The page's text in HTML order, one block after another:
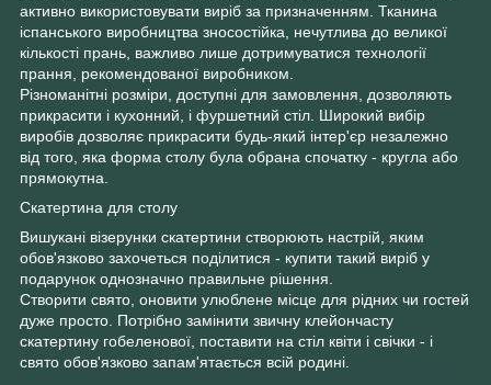
активно використовувати виріб за призначенням. Тканина
іспанського виробництва зносостійка, нечутлива до великої
кількості прань, важливо лише дотримуватися технології
прання, рекомендованої виробником.
Різноманітні розміри, доступні для замовлення, дозволяють
прикрасити і кухонний, і фуршетний стіл. Широкий вибір
виробів дозволяє прикрасити будь-який інтер'єр незалежно
від того, яка форма столу була обрана спочатку - кругла або
прямокутна.
Скатертина для столу
Вишукані візерунки скатертини створюють настрій, яким
обов'язково захочеться поділитися - купити такий виріб у
подарунок однозначно правильне рішення.
Створити свято, оновити улюблене місце для рідних чи гостей
дуже просто. Потрібно замінити звичну клейончасту
скатертину гобеленової, поставити на стіл квіти і свічки - і
свято обов'язково запам'ятається всій родині.